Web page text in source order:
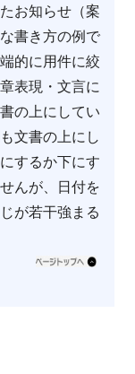
お知らせ（案
書き方の例で
的に用件に絞
表現・文言に
の上にしてい
文書の上にし
するか下にす
んが、日付を
が若干強まる